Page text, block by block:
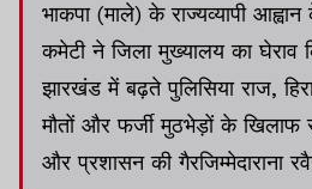
भाकपा (माले) के राज्यव्यापी
कमेटी ने जिला मुख्यालय का घेराव
झारखंड में बढ़ते पुलिसिया राज,
मौतों और फर्जी मुठभेड़ों के खिलाफ
और प्रशासन की गैरजिम्मेदाराना